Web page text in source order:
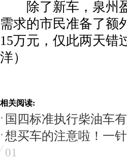
除了新车，泉州盈
需求的市民准备了额
15万元，仅此两天错
洋）
相关阅读:
国四标准执行柴油车
想买车的注意啦！一
01